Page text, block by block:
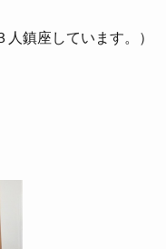
人鎮座しています。）